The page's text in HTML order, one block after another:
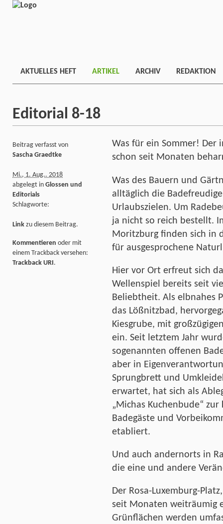
AKTUELLES HEFT ARTIKEL ARCHIV REDAKTION
Editorial 8-18
Was für ein Sommer! Der
schon seit Monaten
Was des Bauern und
alltäglich die
Urlaubszielen. Um
ja nicht so reich bestellt.
Moritzburg finden sich in
für ausgesprochene
Hier vor Ort erfreut sich
Wellenspiel bereits seit
Beliebtheit. Als elbnahes
das Lößnitzbad,
Kiesgrube, mit
ein. Seit letztem Jahr
sogenannten offenen
aber in
Sprungbrett und
erwartet, hat sich als
„Michas Kuchenbude“
Badegäste und
etabliert.
Und auch andernorts in
die eine und andere
Der Rosa-Luxemburg-
seit Monaten weiträumig
Grünflächen werden
Beitrag verfasst von
Sascha Graedtke
Mi., 1. Aug.. 2018
abgelegt in Glossen und
Editorials
Schlagworte:
Link zu diesem Beitrag.
Kommentieren oder mit
einem Trackback versehen:
Trackback URI.